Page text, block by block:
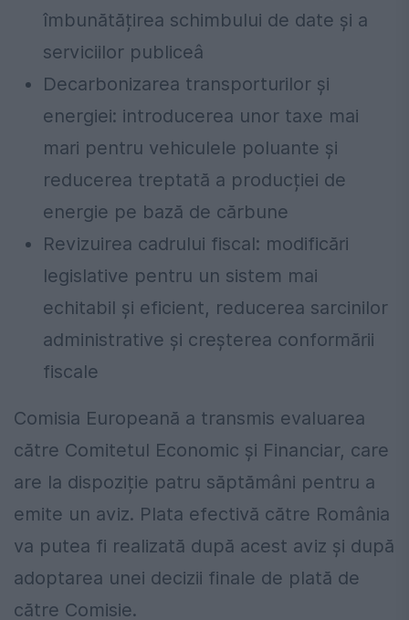
îmbunătățirea schimbului de date și a
serviciilor publiceâ
Decarbonizarea transporturilor și
energiei: introducerea unor taxe mai
mari pentru vehiculele poluante și
reducerea treptată a producției de
energie pe bază de cărbune
Revizuirea cadrului fiscal: modificări
legislative pentru un sistem mai
echitabil și eficient, reducerea sarcinilor
administrative și creșterea conformării
fiscale
Comisia Europeană a transmis evaluarea
către Comitetul Economic și Financiar, care
are la dispoziție patru săptămâni pentru a
emite un aviz. Plata efectivă către România
va putea fi realizată după acest aviz și după
adoptarea unei decizii finale de plată de
către Comisie.